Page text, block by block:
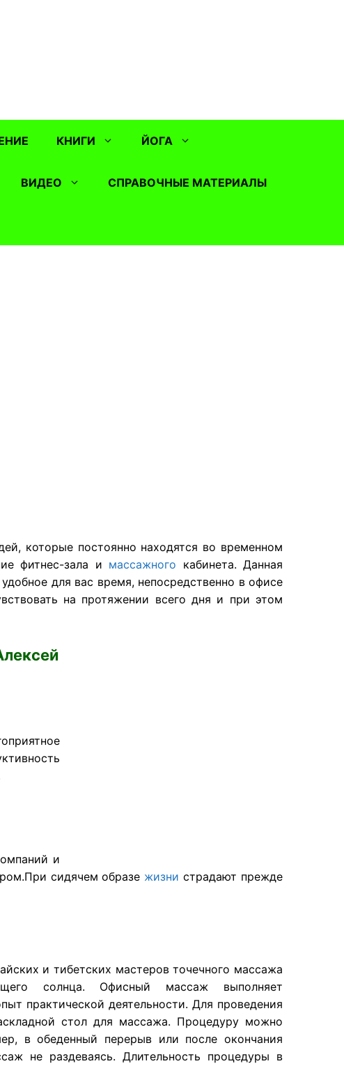
КНИГИ ЙОГА
ВИДЕО СПРАВОЧНЫЕ МАТЕРИАЛЫ
которые постоянно находятся во временном
фитнес-зала и массажного кабинета. Данная
для вас время, непосредственно в офисе
на протяжении всего дня и при этом
и
сидячем образе жизни страдают прежде
и тибетских мастеров точечного массажа
солнца. Офисный массаж выполняет
практической деятельности. Для проведения
стол для массажа. Процедуру можно
в обеденный перерыв или после окончания
не раздеваясь. Длительность процедуры в